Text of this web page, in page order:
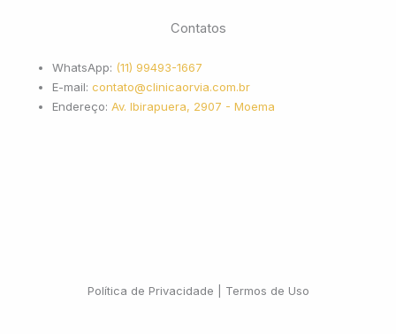
Contatos
WhatsApp: (11) 99493-1667
E-mail: contato@clinicaorvia.com.br
Endereço: Av. Ibirapuera, 2907 - Moema
Política de Privacidade | Termos de Uso